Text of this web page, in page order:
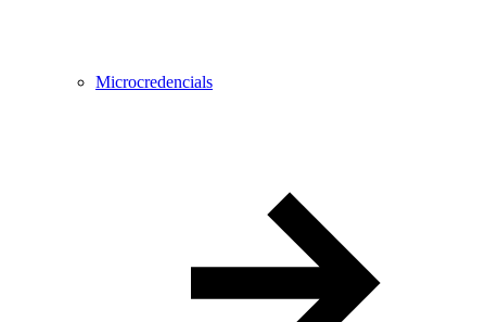
Microcredencials